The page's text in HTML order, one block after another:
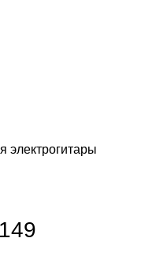
электрогитары